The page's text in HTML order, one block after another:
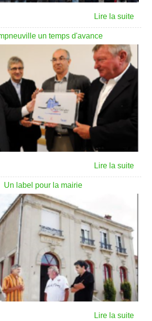
un temps d'avance
Un label pour la mairie